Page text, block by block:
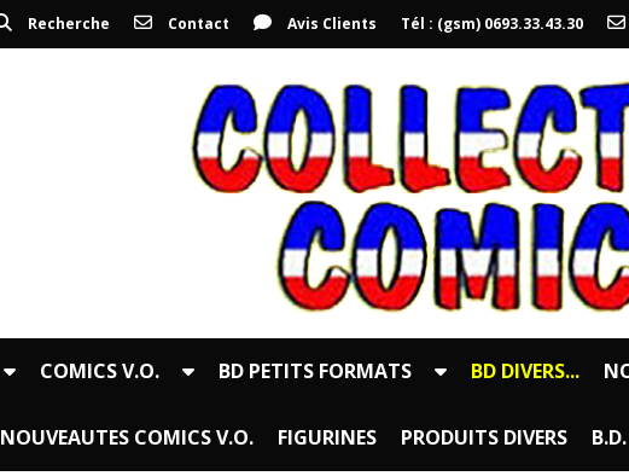
Recherche Contact Avis Clients Tél : (gsm) 0693.33.43.30
COMICS V.O. BD PETITS FORMATS BD DIVERS...
NOUVEAUTES COMICS V.O. FIGURINES PRODUITS DIVERS